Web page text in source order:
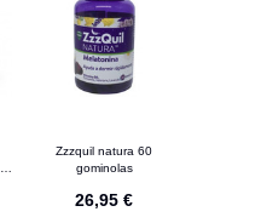
Zzzquil natura 60
gominolas
26,95 €